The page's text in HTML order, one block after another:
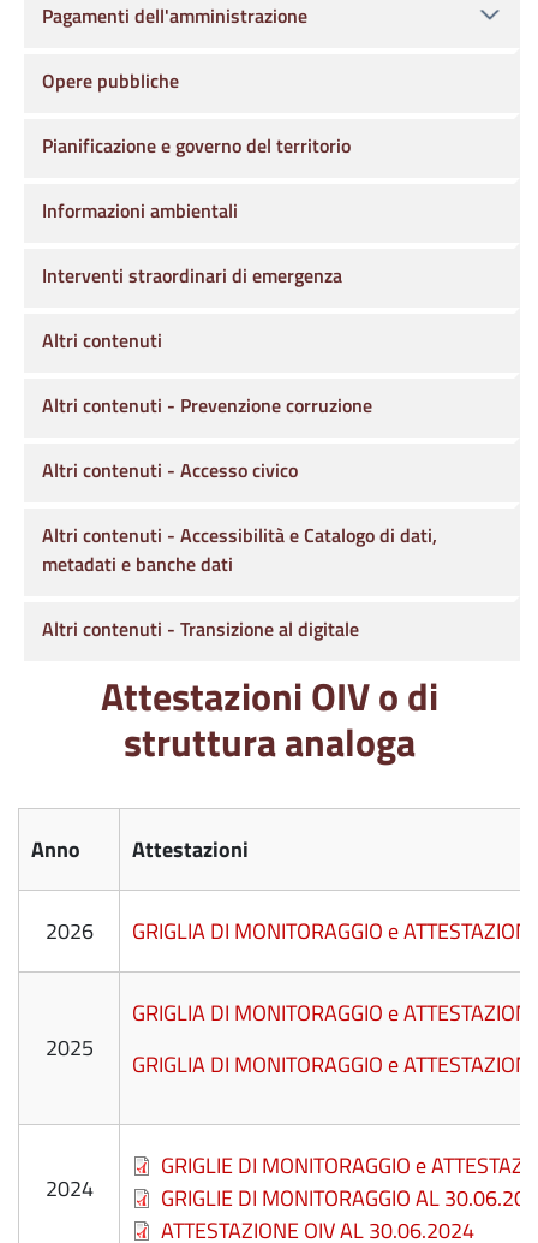
Attestazioni OIV o di
struttura analoga
Anno Attestazioni
2026 GRIGLIA DI MONITORAGGIO e
2025
GRIGLIA DI MONITORAGGIO e
GRIGLIA DI MONITORAGGIO e
2024
FileGRIGLIE DI MONITORAGGIO e
FileGRIGLIE DI MONITORAGGIO AL
FileATTESTAZIONE OIV AL 30.06.2024
Pagamenti dell'amministrazione
Opere pubbliche
Pianificazione e governo del territorio
Informazioni ambientali
Interventi straordinari di emergenza
Altri contenuti
Altri contenuti - Prevenzione corruzione
Altri contenuti - Accesso civico
Altri contenuti - Accessibilità e Catalogo di dati,
metadati e banche dati
Altri contenuti - Transizione al digitale